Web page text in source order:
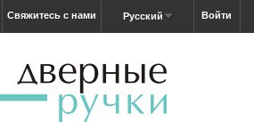
Войти
Русский
Свяжитесь с нами